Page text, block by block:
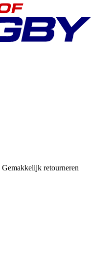
Gemakkelijk retourneren